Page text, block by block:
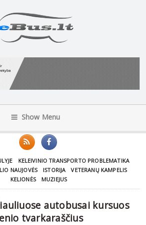
Show Menu
KELEIVINIO TRANSPORTO PROBLEMATIKA
NAUJOVĖS
ISTORIJA
VETERANŲ KAMPELIS
KELIONĖS
MUZIEJUS
autobusai kursuos
tvarkaraščius